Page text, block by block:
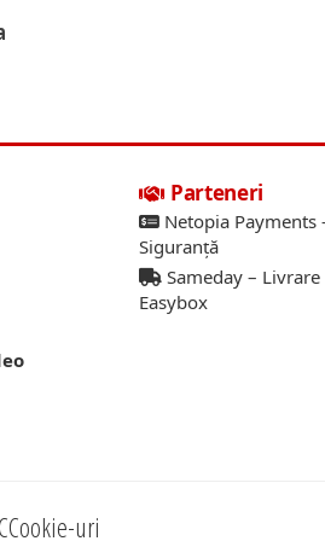
Parteneri
Netopia Payments
Siguranță
Sameday –
Easybox
Cookie-uri